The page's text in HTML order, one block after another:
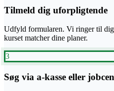
Tilmeld dig uforpligtende
Udfyld formularen. Vi ringer til
kurset matcher dine planer.
3
Søg via a-kasse eller